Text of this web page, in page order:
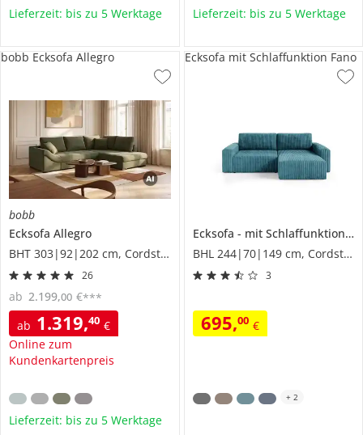
Lieferzeit: bis zu 5 Werktage Lieferzeit: bis zu 5 Werktage
bobb
Ecksofa Allegro
BHT 303|92|202 cm, Cordstoff
26
ab 1.319,40 €
Online zum
Kundenkartenpreis
ab 2.199,00 €***
bobb Ecksofa Allegro
Lieferzeit: bis zu 5 Werktage
Ecksofa mit Schlaffunktion
BHL 244|70|149 cm, Cordstoff
3
695,00 €
Ecksofa mit Schlaffunktion Fano
+ 2